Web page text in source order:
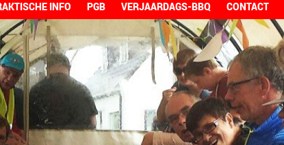
INFO PGB VERJAARDAGS-BBQ CONTACT